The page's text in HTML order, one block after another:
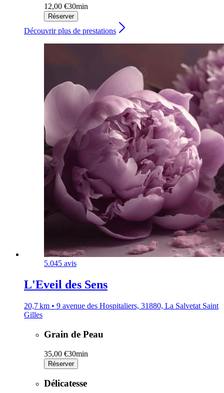
12,00 €30min
Réserver
Découvrir plus de prestations
5.045 avis
L'Eveil des Sens
20,7 km • 9 avenue des Hospitaliers, 31880, La Salvetat Saint
Gilles
Grain de Peau
35,00 €30min
Réserver
Délicatesse